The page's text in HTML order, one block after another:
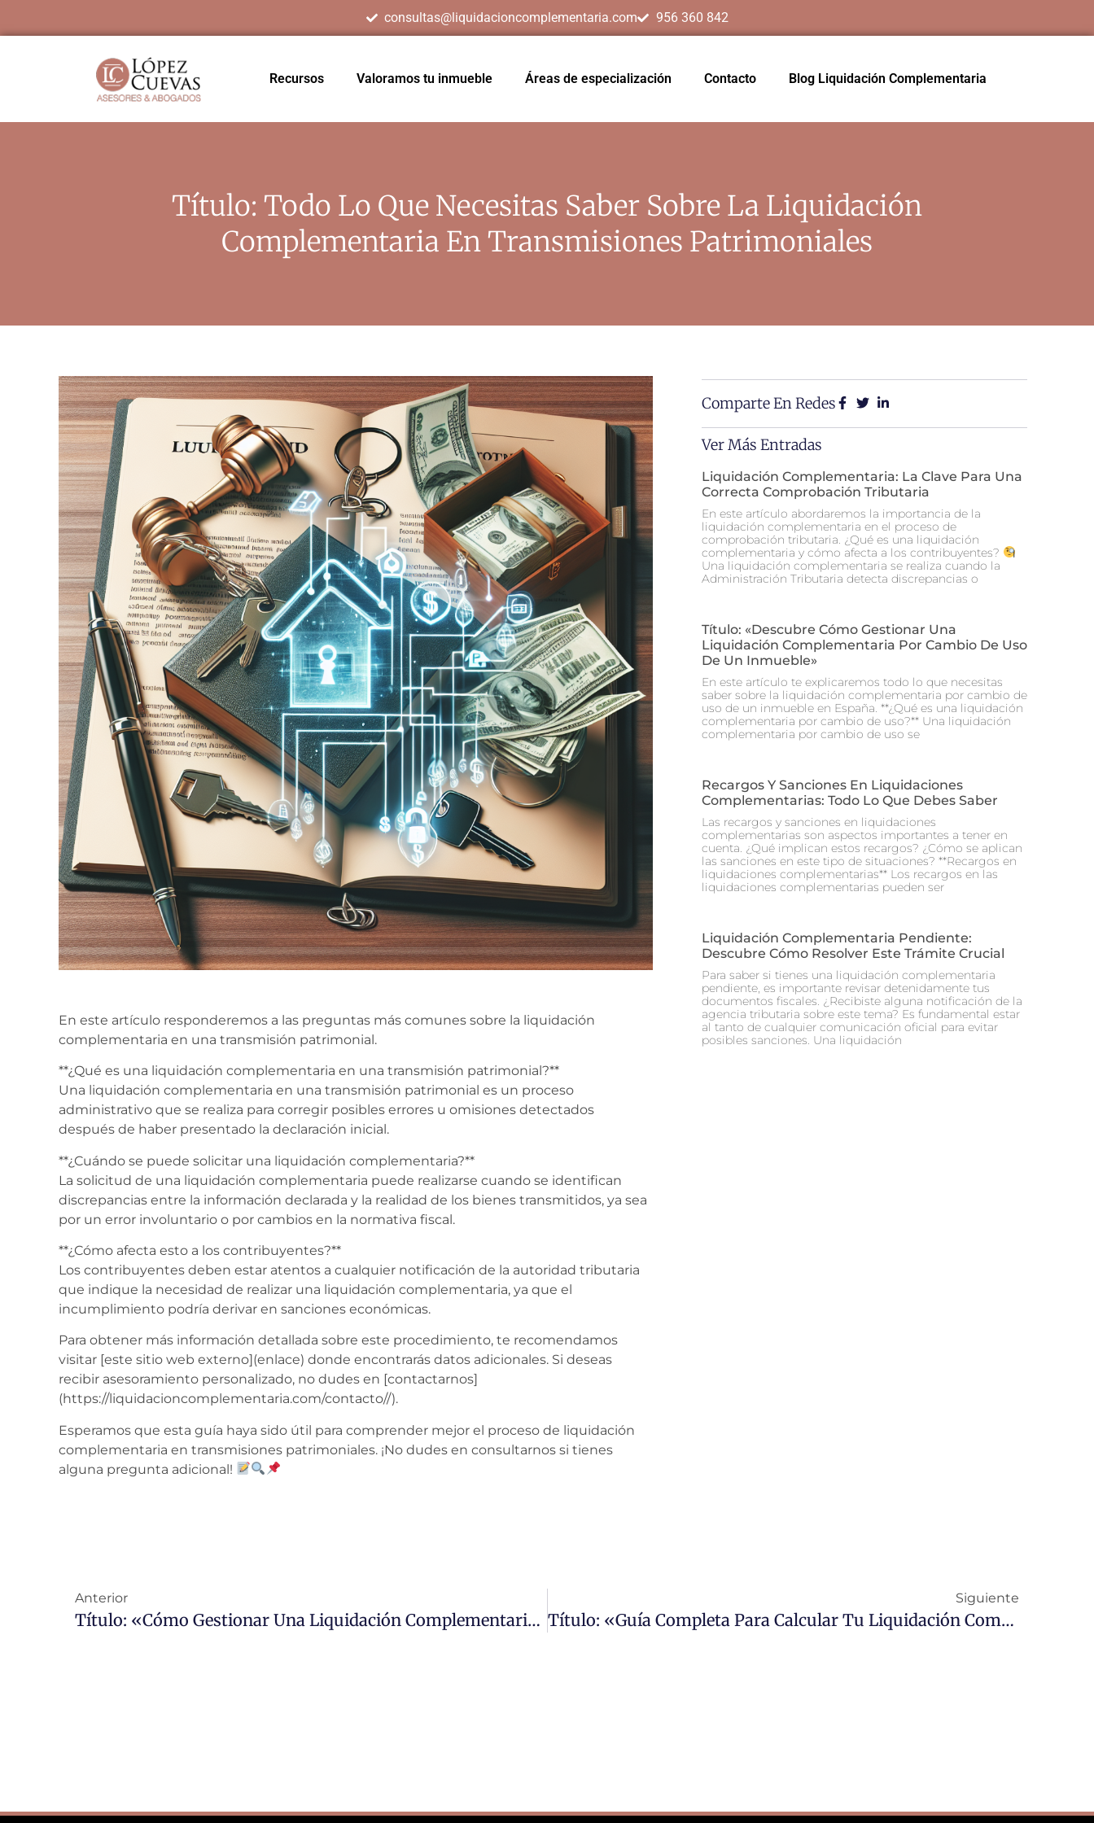
consultas@liquidacioncomplementaria.com 956 360 842
Recursos Valoramos tu inmueble Áreas de especialización Contacto Blog Liquidación Complementaria
Título: Todo Lo Que Necesitas Saber Sobre La Liquidación
Complementaria En Transmisiones Patrimoniales
En este artículo responderemos a las preguntas más comunes sobre la liquidación
complementaria en una transmisión patrimonial.
**¿Qué es una liquidación complementaria en una transmisión patrimonial?**
Una liquidación complementaria en una transmisión patrimonial es un proceso
administrativo que se realiza para corregir posibles errores u omisiones detectados
después de haber presentado la declaración inicial.
**¿Cuándo se puede solicitar una liquidación complementaria?**
La solicitud de una liquidación complementaria puede realizarse cuando se identifican
discrepancias entre la información declarada y la realidad de los bienes transmitidos, ya sea
por un error involuntario o por cambios en la normativa fiscal.
**¿Cómo afecta esto a los contribuyentes?**
Los contribuyentes deben estar atentos a cualquier notificación de la autoridad tributaria
que indique la necesidad de realizar una liquidación complementaria, ya que el
incumplimiento podría derivar en sanciones económicas.
Para obtener más información detallada sobre este procedimiento, te recomendamos
visitar [este sitio web externo](enlace) donde encontrarás datos adicionales. Si deseas
recibir asesoramiento personalizado, no dudes en [contactarnos]
(https://liquidacioncomplementaria.com/contacto//).
Esperamos que esta guía haya sido útil para comprender mejor el proceso de liquidación
complementaria en transmisiones patrimoniales. ¡No dudes en consultarnos si tienes
alguna pregunta adicional!
Comparte En Redes
Ver Más Entradas
Liquidación Complementaria: La Clave Para Una
Correcta Comprobación Tributaria
En este artículo abordaremos la importancia de la
liquidación complementaria en el proceso de
comprobación tributaria. ¿Qué es una liquidación
complementaria y cómo afecta a los contribuyentes?
Una liquidación complementaria se realiza cuando la
Administración Tributaria detecta discrepancias o
Título: «Descubre Cómo Gestionar Una
Liquidación Complementaria Por Cambio De Uso
De Un Inmueble»
En este artículo te explicaremos todo lo que necesitas
saber sobre la liquidación complementaria por cambio de
uso de un inmueble en España. **¿Qué es una liquidación
complementaria por cambio de uso?** Una liquidación
complementaria por cambio de uso se
Recargos Y Sanciones En Liquidaciones
Complementarias: Todo Lo Que Debes Saber
Las recargos y sanciones en liquidaciones
complementarias son aspectos importantes a tener en
cuenta. ¿Qué implican estos recargos? ¿Cómo se aplican
las sanciones en este tipo de situaciones? **Recargos en
liquidaciones complementarias** Los recargos en las
liquidaciones complementarias pueden ser
Liquidación Complementaria Pendiente:
Descubre Cómo Resolver Este Trámite Crucial
Para saber si tienes una liquidación complementaria
pendiente, es importante revisar detenidamente tus
documentos fiscales. ¿Recibiste alguna notificación de la
agencia tributaria sobre este tema? Es fundamental estar
al tanto de cualquier comunicación oficial para evitar
posibles sanciones. Una liquidación
Anterior
Título: «Cómo Gestionar Una Liquidación Complementaria De Forma Eficiente»
Siguiente
Título: «Guía Completa Para Calcular Tu Liquidación Complementaria Paso A Paso»